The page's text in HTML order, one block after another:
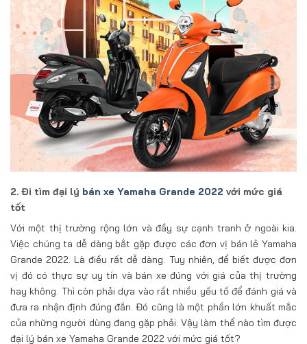
2. Đi tìm đại lý bán xe Yamaha Grande 2022 với mức giá
tốt
Với một thị trường rộng lớn và đầy sự cạnh tranh ở ngoài kia.
Việc chúng ta dễ dàng bắt gặp được các đơn vị bán lẻ Yamaha
Grande 2022. Là điều rất dễ dàng. Tuy nhiên, để biết được đơn
vị đó có thực sự uy tín và bán xe đúng với giá của thị trường
hay không. Thì còn phải dựa vào rất nhiều yếu tố để đánh giá và
đưa ra nhận định đúng đắn. Đó cũng là một phần lớn khuất mắc
của những người dùng đang gặp phải. Vậy làm thể nào tìm được
đại lý bán xe Yamaha Grande 2022 với mức giá tốt?